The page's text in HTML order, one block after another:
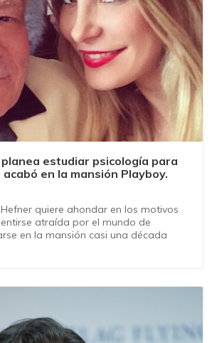
estudiar psicología para
en la mansión Playboy.
quiere ahondar en los motivos
atraída por el mundo de
en la mansión casi una década